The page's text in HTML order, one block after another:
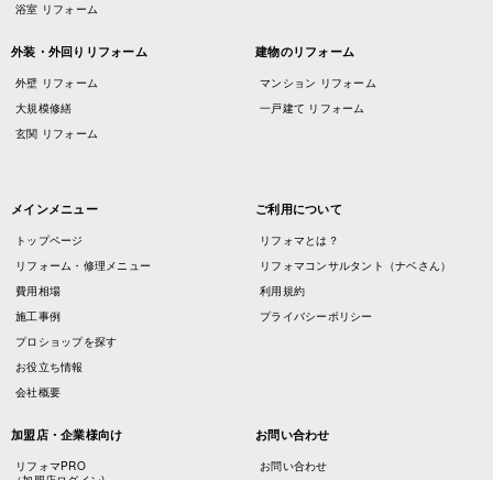
浴室 リフォーム
外装・外回りリフォーム
外壁 リフォーム
大規模修繕
玄関 リフォーム
建物のリフォーム
マンション リフォーム
一戸建て リフォーム
メインメニュー
トップページ
リフォーム・修理メニュー
費用相場
施工事例
プロショップを探す
お役立ち情報
会社概要
ご利用について
リフォマとは？
リフォマコンサルタント（ナベさん）
利用規約
プライバシーポリシー
加盟店・企業様向け
リフォマPRO
お問い合わせ
お問い合わせ